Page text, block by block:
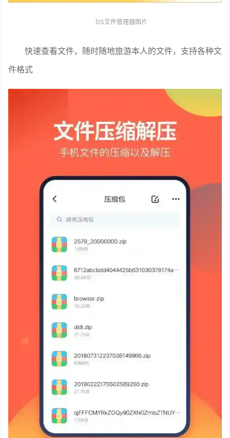
DS文件管理器图片
快速查看文件，随时随地旅游本人的文件，支持各种文
件格式